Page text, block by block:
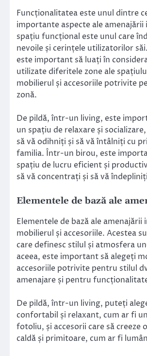
Funcționalitatea este unul dintre
importante aspecte ale amenajării
spațiu funcțional este unul care
nevoile și cerințele utilizatorilor
este important să luați în
utilizate diferitele zone ale
mobilierul și accesoriile potrivite
zonă.
De pildă, într-un living, este
un spațiu de relaxare și
să vă odihniți și să vă întâlniți cu
familia. Într-un birou, este
spațiu de lucru eficient și
să vă concentrați și să vă
Elementele de bază ale
Elementele de bază ale
mobilierul și accesoriile. Acestea
care definesc stilul și atmosfera
aceea, este important să alegeți
accesoriile potrivite pentru stilul
amenajare și pentru
De pildă, într-un living, puteți
confortabil și relaxant, cum ar fi
fotoliu, și accesorii care să creeze
caldă și primitoare, cum ar fi